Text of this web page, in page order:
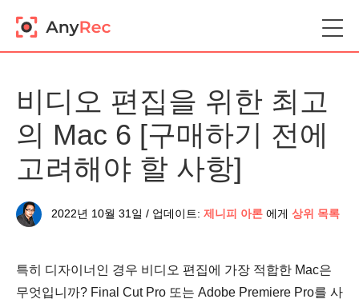
비디오 편집을 위한 최고
의 Mac 6 [구매하기 전에
고려해야 할 사항]
2022년 10월 31일 / 업데이트: 제니피 아론 에게 상위 목록
특히 디자이너인 경우 비디오 편집에 가장 적합한 Mac은
무엇입니까? Final Cut Pro 또는 Adobe Premiere Pro를 사